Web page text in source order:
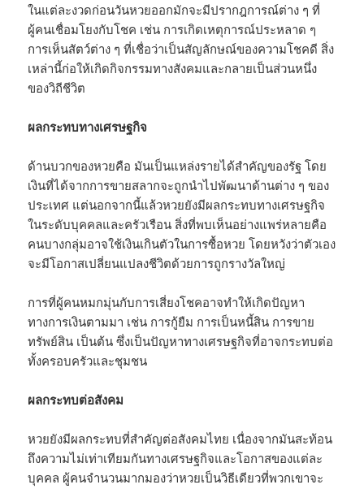
ในแต่ละงวดก่อนวันหวยออกมักจะมีปรากฎการณ์ต่าง ๆ ที่
ผู้คนเชื่อมโยงกับโชค เช่น การเกิดเหตุการณ์ประหลาด ๆ
การเห็นสัตว์ต่าง ๆ ที่เชื่อว่าเป็นสัญลักษณ์ของความโชคดี สิ่ง
เหล่านี้ก่อให้เกิดกิจกรรมทางสังคมและกลายเป็นส่วนหนึ่ง
ของวิถีชีวิต
ผลกระทบทางเศรษฐกิจ
ด้านบวกของหวยคือ มันเป็นแหล่งรายได้สำคัญของรัฐ โดย
เงินที่ได้จากการขายสลากจะถูกนำไปพัฒนาด้านต่าง ๆ ของ
ประเทศ แต่นอกจากนี้แล้วหวยยังมีผลกระทบทางเศรษฐกิจ
ในระดับบุคคลและครัวเรือน สิ่งที่พบเห็นอย่างแพร่หลายคือ
คนบางกลุ่มอาจใช้เงินเกินตัวในการซื้อหวย โดยหวังว่าตัวเอง
จะมีโอกาสเปลี่ยนแปลงชีวิตด้วยการถูกรางวัลใหญ่
การที่ผู้คนหมกมุ่นกับการเสี่ยงโชคอาจทำให้เกิดปัญหา
ทางการเงินตามมา เช่น การกู้ยืม การเป็นหนี้สิน การขาย
ทรัพย์สิน เป็นต้น ซึ่งเป็นปัญหาทางเศรษฐกิจที่อาจกระทบต่อ
ทั้งครอบครัวและชุมชน
ผลกระทบต่อสังคม
หวยยังมีผลกระทบที่สำคัญต่อสังคมไทย เนื่องจากมันสะท้อน
ถึงความไม่เท่าเทียมกันทางเศรษฐกิจและโอกาสของแต่ละ
บุคคล ผู้คนจำนวนมากมองว่าหวยเป็นวิธีเดียวที่พวกเขาจะ